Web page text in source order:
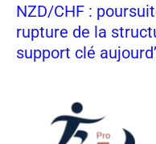
NZD/CHF :
rupture de la
support clé